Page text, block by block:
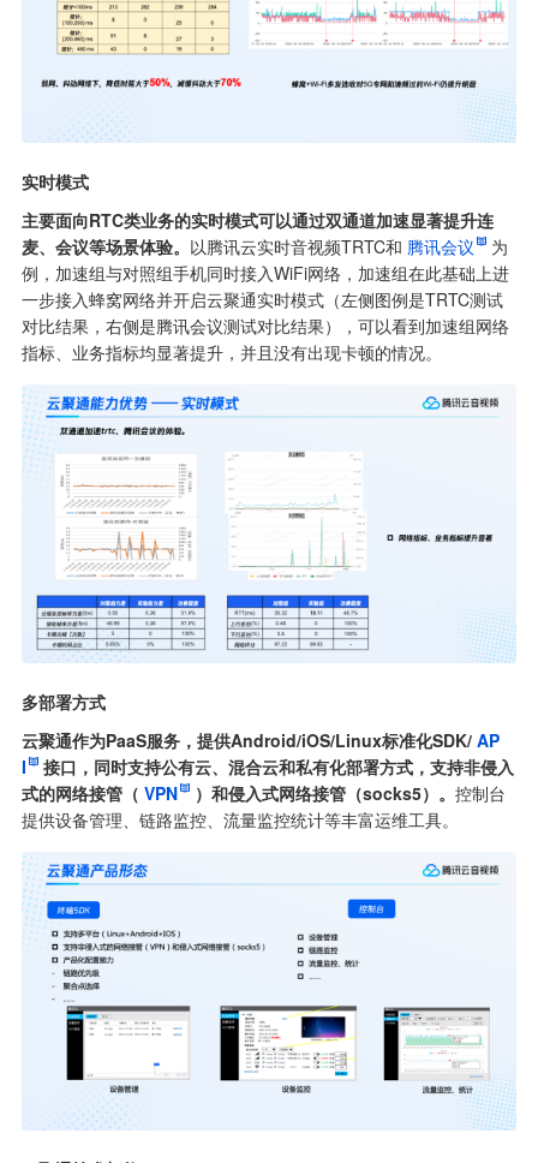
实时模式
主要面向RTC类业务的实时模式可以通过双通道加速显著提升连
麦、会议等场景体验。 以腾讯云实时音视频TRTC和 腾讯会议
为
例，加速组与对照组手机同时接入WiFi网络，加速组在此基础上进
一步接入蜂窝网络并开启云聚通实时模式（左侧图例是TRTC测试
对比结果，右侧是腾讯会议测试对比结果），可以看到加速组网络
指标、业务指标均显著提升，并且没有出现卡顿的情况。
多部署方式
云聚通作为PaaS服务，提供Android/iOS/Linux标准化SDK/ AP
I
接口，同时支持公有云、混合云和私有化部署方式，支持非侵入
式的网络接管（ VPN ）和侵入式网络接管（socks5）。 控制台
提供设备管理、链路监控、流量监控统计等丰富运维工具。